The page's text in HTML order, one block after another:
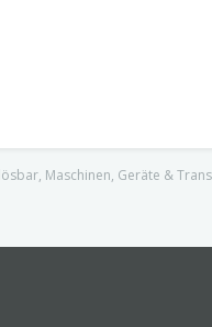
Maschinen, Geräte &